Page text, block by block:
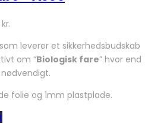
kr.
leverer et sikkerhedsbudskab
om “Biologisk fare” hvor end
folie og 1mm plastplade.
Dette